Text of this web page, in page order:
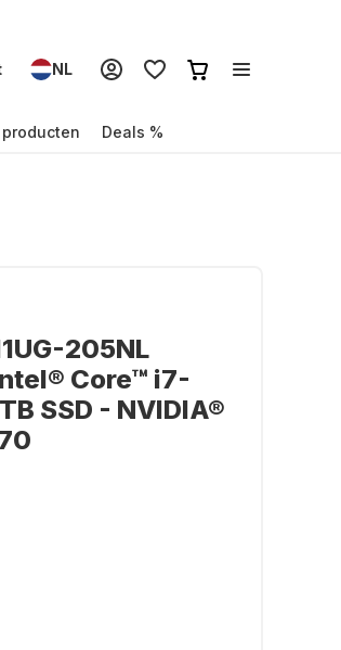
NL
producten Deals %
205NL
Core™ i7-
SSD - NVIDIA®